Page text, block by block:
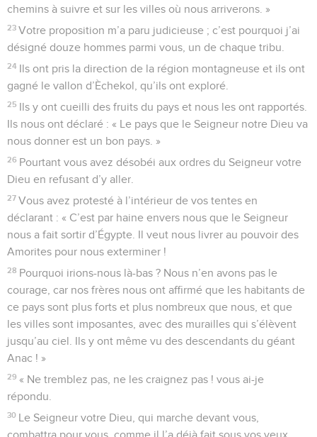
chemins à suivre et sur les villes où nous arriverons. »
23 Votre proposition m’a paru judicieuse ; c’est pourquoi j’ai
désigné douze hommes parmi vous, un de chaque tribu.
24 Ils ont pris la direction de la région montagneuse et ils ont
gagné le vallon d’Èchekol, qu’ils ont exploré.
25 Ils y ont cueilli des fruits du pays et nous les ont rapportés.
Ils nous ont déclaré : « Le pays que le Seigneur notre Dieu va
nous donner est un bon pays. »
26 Pourtant vous avez désobéi aux ordres du Seigneur votre
Dieu en refusant d’y aller.
27 Vous avez protesté à l’intérieur de vos tentes en
déclarant : « C’est par haine envers nous que le Seigneur
nous a fait sortir d’Égypte. Il veut nous livrer au pouvoir des
Amorites pour nous exterminer !
28 Pourquoi irions-nous là-bas ? Nous n’en avons pas le
courage, car nos frères nous ont affirmé que les habitants de
ce pays sont plus forts et plus nombreux que nous, et que
les villes sont imposantes, avec des murailles qui s’élèvent
jusqu’au ciel. Ils y ont même vu des descendants du géant
Anac ! »
29 « Ne tremblez pas, ne les craignez pas ! vous ai-je
répondu.
30 Le Seigneur votre Dieu, qui marche devant vous,
combattra pour vous, comme il l’a déjà fait sous vos yeux,